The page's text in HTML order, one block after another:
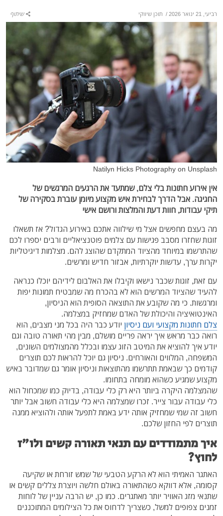
רביעי, 21 ינואר 2026 / תוכן שיווקי שיתוף
Natilyn Hicks Photography on Unsplash
אין אירוע חתונות בלי צלם, שמתעד את הרגעים המרגשים של
החגיגה. אבל הדרך לבחירת איש מקצוע מיומן עוברת בסקירה של
תיקי עבודות, חוות דעת והמלצות ורושם אישי
מה בעצם מחפשים אצל מי שילווה אתכם באירוע הגדול? אז תשאלו
זוגות שחזרו מסבב פגישות עם צלמים פוטנציאליים ורבים יספרו לכם
שהתרשמו במיוחד מהציוד המתקדם שהוצג להם. מצלמות דיגיטליות
יקרות ערך, עדשות יוקרתיות, אבזור חדיש ומרשים.
עם זאת, זוגות שכבר נישאו וקיבלו את האלבום לידיהם יוכלו כנראה
להעיד שהציוד המרשים הוא לא בהכרח מה שמבטיח תמונות יפות
ומרגשות. כי מה שקובע את התוצאה הסופית הוא הניסיון,
האינטואיציה והיכולת של האדם שמחזיק במצלמה.
צלם חתונות מקצועי ועם ניסיון יודע כבר היה בכל מני מצבים, הוא
רואה כבר מראש איך יראה פריים מושלם, מבין מהי תאורה טובה וגם
יודע איך להוציא את המיטב הזוג עצמו ובכלל מהמצולמים השונים,
המשפחה, המלווים והאורחים. ניסיון גם יוכל להראות לכם תוצרים
קודמים כך שבאמת תתרשמו מהתוצאות וניסיון אומר גם שמדובר באיש
מקצוע שמגיע כשהוא מומחה בתחומו.
שהמצלמה היקרה ביותר היא רק כלי עבודה, בדיוק כמו שמכחול הוא
כלי עבודה עבור צייר. זכרו שמצלמה היא כלי עבודה חשוב אבל יותר
חשוב זה שמי שמחזיק אותה ידע באמת לתפעל אותה ולהוציא ממנה
תוצרים לפי החזון שלכם.
איך מתמודדים עם תנאי תאורה קשים ולו"ז
לחוץ?
האתגר האמיתי הוא לא הרקע הטבעי של שמש זורחת או שקיעה
קסומה, אלא דווקא כשהתאורה באולם חלשה ויוצרת צללים קשים או
שתנאי מזג האוויר יותר מאתגרים. כמו כן, יש הרבה עניין של לוחות
זמנים צפופים למשל, כשצריך לדחוס את כל הצילומים המתוכננים